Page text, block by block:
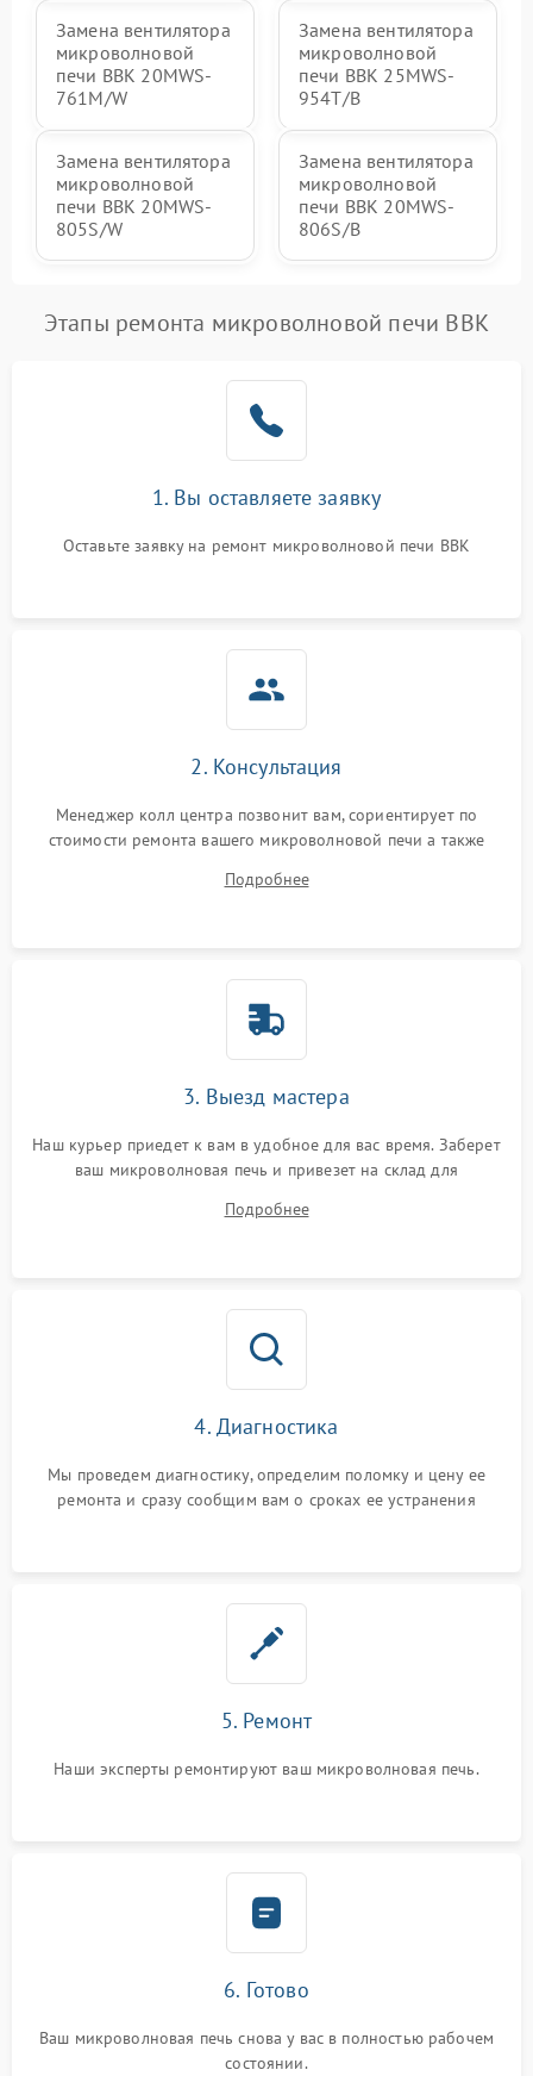
Замена вентилятора
микроволновой
печи BBK 20MWS-
761M/W
Замена вентилятора
микроволновой
печи BBK 25MWS-
954T/B
Замена вентилятора
микроволновой
печи BBK 20MWS-
805S/W
Замена вентилятора
микроволновой
печи BBK 20MWS-
806S/B
Этапы ремонта микроволновой печи BBK
1. Вы оставляете заявку
Оставьте заявку на ремонт микроволновой печи BBK
2. Консультация
Менеджер колл центра позвонит вам, сориентирует по
стоимости ремонта вашего микроволновой печи а также
Подробнее
3. Выезд мастера
Наш курьер приедет к вам в удобное для вас время. Заберет
ваш микроволновая печь и привезет на склад для
Подробнее
4. Диагностика
Мы проведем диагностику, определим поломку и цену ее
ремонта и сразу сообщим вам о сроках ее устранения
5. Ремонт
Наши эксперты ремонтируют ваш микроволновая печь.
6. Готово
Ваш микроволновая печь снова у вас в полностью рабочем
состоянии.